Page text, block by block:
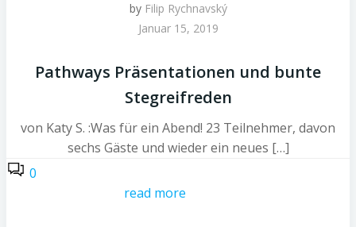
by Filip Rychnavský
Januar 15, 2019
Pathways Präsentationen und bunte
Stegreifreden
von Katy S. :Was für ein Abend! 23 Teilnehmer, davon
sechs Gäste und wieder ein neues […]
0
read more